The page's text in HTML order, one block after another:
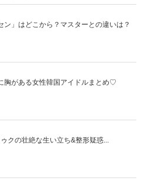
ン」はどこから？マスターとの違いは？
胸がある女性韓国アイドルまとめ♡
クの壮絶な生い立ち&整形疑惑...